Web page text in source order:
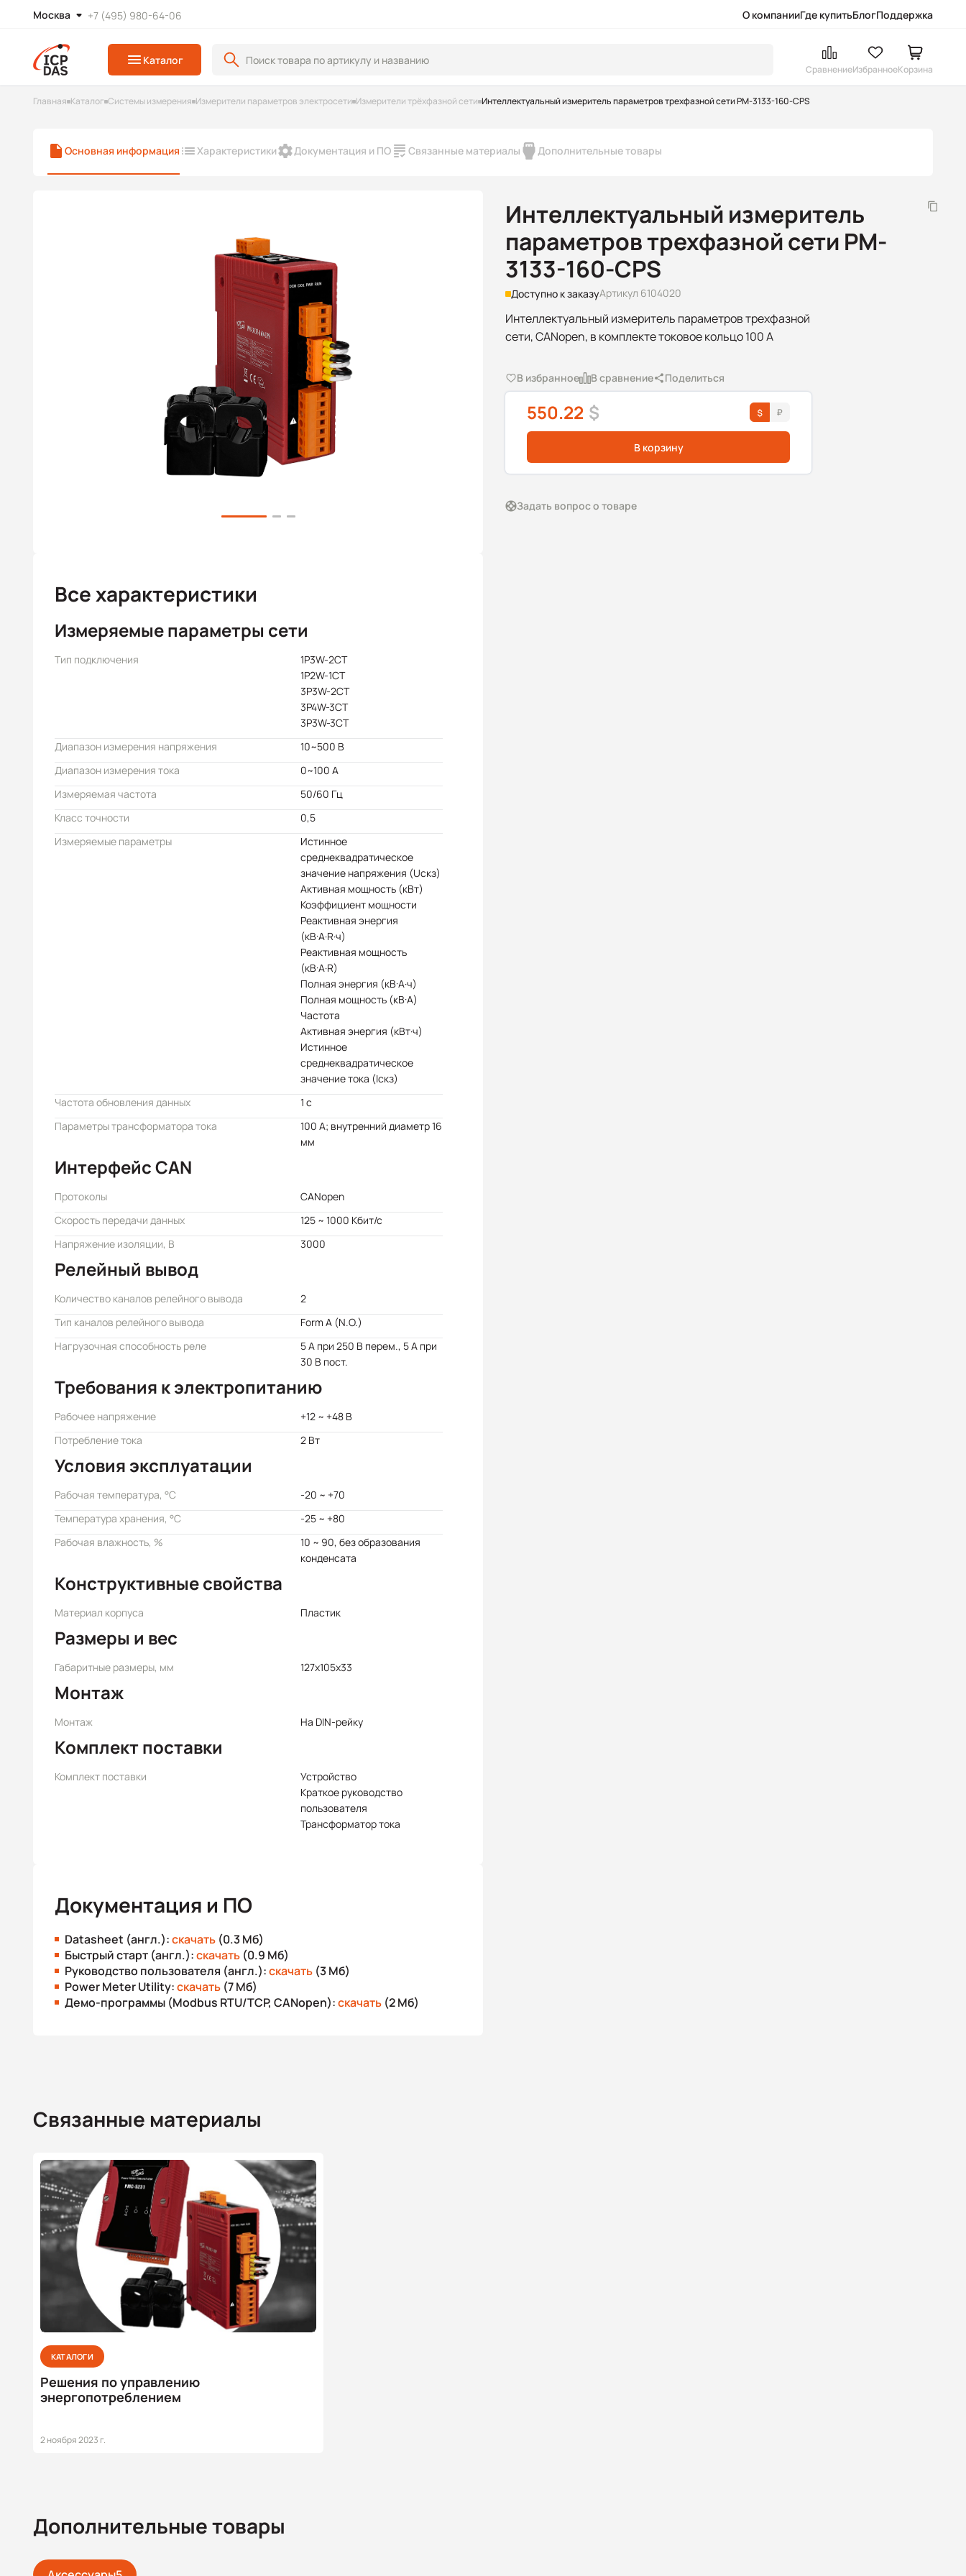
Москва +7 (495) 980-64-06 О компанииГде купитьБлогПоддержка
Каталог
СравнениеИзбранноеКорзина
Главная Каталог Системы измерения Измерители параметров электросети Измерители трёхфазной сети Интеллектуальный измеритель параметров трехфазной сети PM-3133-160-CPS
Основная информация Характеристики Документация и ПО Связанные материалы Дополнительные товары
Интеллектуальный измеритель
параметров трехфазной сети PM-
3133-160-CPS
Доступно к заказуАртикул 6104020
Интеллектуальный измеритель параметров трехфазной
сети, CANopen, в комплекте токовое кольцо 100 А
В избранное В сравнение Поделиться
550.22 $
В корзину
Задать вопрос о товаре
Все характеристики
Измеряемые параметры сети
Тип подключения
1P3W-2CT
1P2W-1CT
3P3W-2CT
3P4W-3CT
3P3W-3CT
Диапазон измерения напряжения
10~500 В
Диапазон измерения тока
0~100 А
Измеряемая частота
50/60 Гц
Класс точности
0,5
Измеряемые параметры
Истинное
среднеквадратическое
значение напряжения (Uскз)
Активная мощность (кВт)
Коэффициент мощности
Реактивная энергия
(кВ·А·R·ч)
Реактивная мощность
(кВ·А·R)
Полная энергия (кВ·А·ч)
Полная мощность (кВ·А)
Частота
Активная энергия (кВт·ч)
Истинное
среднеквадратическое
значение тока (Iскз)
Частота обновления данных
1 с
Параметры трансформатора тока
100 А; внутренний диаметр 16
мм
Интерфейс CAN
Протоколы
CANopen
Скорость передачи данных
125 ~ 1000 Кбит/с
Напряжение изоляции, В
3000
Релейный вывод
Количество каналов релейного вывода
2
Тип каналов релейного вывода
Form A (N.O.)
Нагрузочная способность реле
5 А при 250 В перем., 5 А при
30 В пост.
Требования к электропитанию
Рабочее напряжение
+12 ~ +48 В
Потребление тока
2 Вт
Условия эксплуатации
Рабочая температура, °C
-20 ~ +70
Температура хранения, °C
-25 ~ +80
Рабочая влажность, %
10 ~ 90, без образования
конденсата
Конструктивные свойства
Материал корпуса Пластик
Размеры и вес
Габаритные размеры, мм 127х105х33
Монтаж
Монтаж На DIN-рейку
Комплект поставки
Комплект поставки
Устройство
Краткое руководство
пользователя
Трансформатор тока
Документация и ПО
Datasheet (англ.):скачать (0.3 Мб)
Быстрый старт (англ.):скачать (0.9 Мб)
Руководство пользователя (англ.):скачать (3 Мб)
Power Meter Utility:скачать (7 Мб)
Демо-программы (Modbus RTU/TCP, CANopen):скачать (2 Мб)
Связанные материалы
КАТАЛОГИ
Решения по управлению
энергопотреблением
2 ноября 2023 г.
Дополнительные товары